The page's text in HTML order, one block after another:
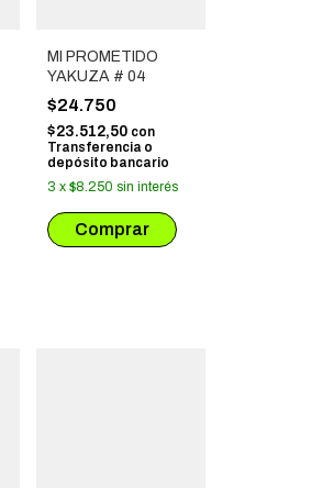
MI PROMETIDO
YAKUZA # 04
$24.750
$23.512,50 con
Transferencia o
depósito bancario
3 x $8.250 sin interés